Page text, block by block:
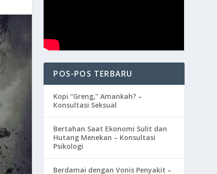
POS-POS TERBARU
Kopi “Greng,” Amankah? –
Konsultasi Seksual
Bertahan Saat Ekonomi Sulit dan
Hutang Menekan – Konsultasi
Psikologi
Berdamai dengan Vonis Penyakit –